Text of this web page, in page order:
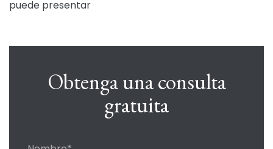
puede presentar
Obtenga una consulta
gratuita